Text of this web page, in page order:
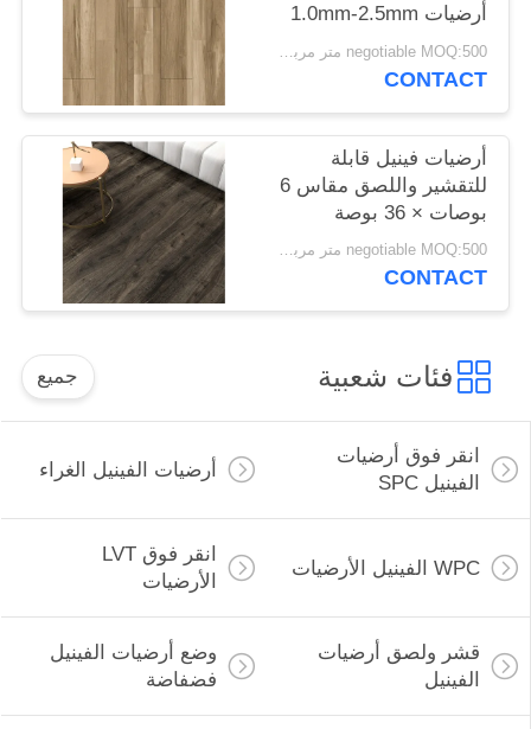
أرضيات 1.0mm-2.5mm
negotiable MOQ:500 متر مربع لكل لون
CONTACT
أرضيات فينيل قابلة
للتقشير واللصق مقاس 6
بوصات × 36 بوصة
للمطبخ 2.0 مم
negotiable MOQ:500 متر مربع لكل لون
CONTACT
فئات شعبية جميع
انقر فوق أرضيات
الفينيل SPC
أرضيات الفينيل الغراء
WPC الفينيل الأرضيات
انقر فوق LVT
الأرضيات
قشر ولصق أرضيات
الفينيل
وضع أرضيات الفينيل
فضفاضة